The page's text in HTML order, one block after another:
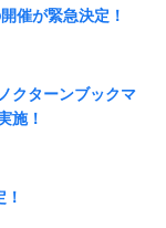
催が緊急決定！
クターンブックマ
施！